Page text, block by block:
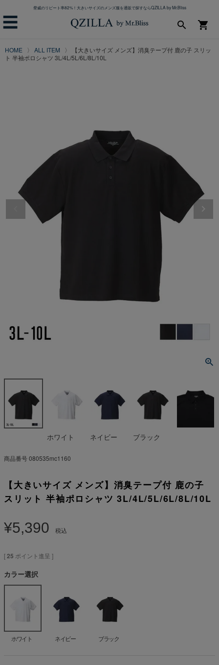
脅威のリピート率82%！大きいサイズのメンズ服を通販で探すならQZILLA by Mr.Bliss
☰ shopping_cart
search
HOME ALL ITEM
【大きいサイズ メンズ】消臭テープ付 鹿の子 スリッ
ト 半袖ポロシャツ 3L/4L/5L/6L/8L/10L
ホワイト ネイビー ブラック
商品番号080535mc1160
【大きいサイズ メンズ】消臭テープ付 鹿の子
スリット 半袖ポロシャツ 3L/4L/5L/6L/8L/10L
¥5,390 税込
[25 ポイント進呈 ]
カラー選択
ホワイト ネイビー ブラック